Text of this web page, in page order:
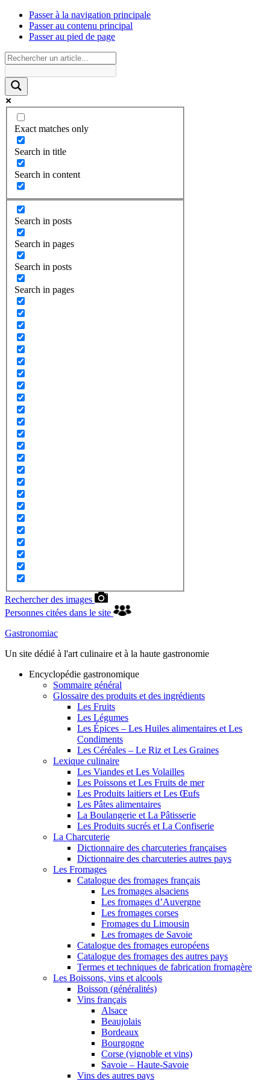
Passer à la navigation principale
Passer au contenu principal
Passer au pied de page
Exact matches only
Search in title
Search in content
Search in posts
Search in pages
Search in posts
Search in pages
Rechercher des images
Personnes citées dans le site
Gastronomiac
Un site dédié à l'art culinaire et à la haute gastronomie
Encyclopédie gastronomique
Sommaire général
Glossaire des produits et des ingrédients
Les Fruits
Les Légumes
Les Épices – Les Huiles alimentaires et Les
Condiments
Les Céréales – Le Riz et Les Graines
Lexique culinaire
Les Viandes et Les Volailles
Les Poissons et Les Fruits de mer
Les Produits laitiers et Les Œufs
Les Pâtes alimentaires
La Boulangerie et La Pâtisserie
Les Produits sucrés et La Confiserie
La Charcuterie
Dictionnaire des charcuteries françaises
Dictionnaire des charcuteries autres pays
Les Fromages
Catalogue des fromages français
Les fromages alsaciens
Les fromages d’Auvergne
Les fromages corses
Fromages du Limousin
Les fromages de Savoie
Catalogue des fromages européens
Catalogue des fromages des autres pays
Termes et techniques de fabrication fromagère
Les Boissons, vins et alcools
Boisson (généralités)
Vins français
Alsace
Beaujolais
Bordeaux
Bourgogne
Corse (vignoble et vins)
Savoie – Haute-Savoie
Vins des autres pays